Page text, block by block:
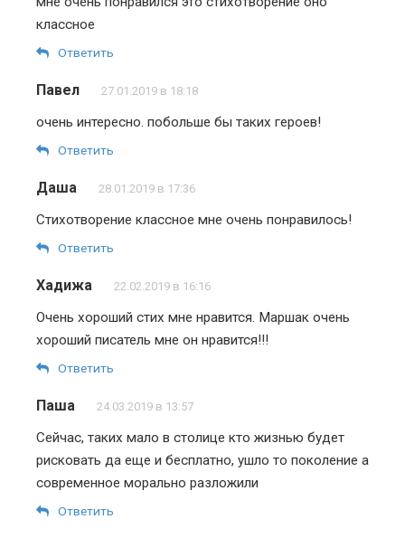
классное
Ответить
Павел 27.01.2019 в 18:18
очень интересно. побольше бы таких героев!
Ответить
Даша 28.01.2019 в 17:36
Стихотворение классное мне очень понравилось!
Ответить
Хадижа 22.02.2019 в 16:16
Очень хороший стих мне нравится. Маршак очень
хороший писатель мне он нравится!!!
Ответить
Паша 24.03.2019 в 13:57
Сейчас, таких мало в столице кто жизнью будет
рисковать да еще и бесплатно, ушло то поколение а
современное морально разложили
Ответить